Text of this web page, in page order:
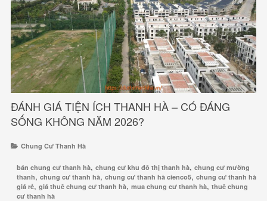
ĐÁNH GIÁ TIỆN ÍCH THANH HÀ – CÓ ĐÁNG
SỐNG KHÔNG NĂM 2026?
Chung Cư Thanh Hà
bán chung cư thanh hà, chung cư khu đô thị thanh hà, chung cư mường
thanh, chung cư thanh hà, chung cư thanh hà cienco5, chung cư thanh hà
giá rẻ, giá thuê chung cư thanh hà, mua chung cư thanh hà, thuê chung
cư thanh hà